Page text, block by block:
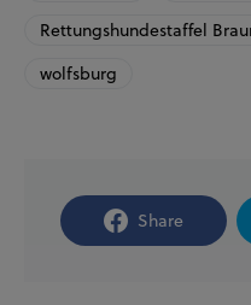
Rettungshundestaffel
wolfsburg
Share